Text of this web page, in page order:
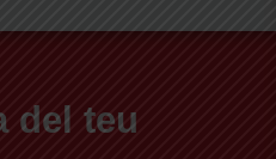
del teu